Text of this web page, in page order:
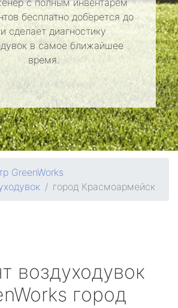
с полным инвентарем
бесплатно доберется до
сделает диагностику
в самое ближайшее
время.
GreenWorks
город Красмоармейск
воздуходувок
город